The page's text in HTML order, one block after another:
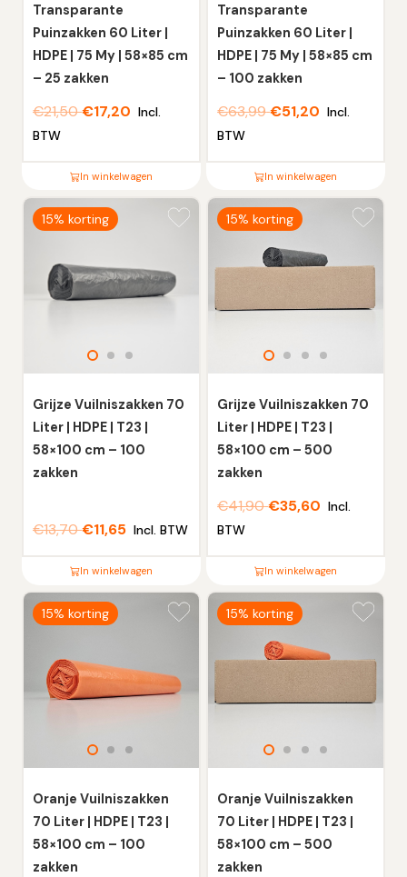
worden
op
de
productpagina
worden
op
de
productpagina
Transparante
Puinzakken 60 Liter |
HDPE | 75 My | 58×85 cm
– 25 zakken
€21,50€17,20 Incl.
BTW
In winkelwagen
Dit
product
meerdere
variaties.
worden
op
de
productpagina
Transparante
Puinzakken 60 Liter |
HDPE | 75 My | 58×85 cm
– 100 zakken
€63,99€51,20 Incl.
BTW
In winkelwagen
Dit
product
meerdere
Deze
worden
op
de
productpagina
15% korting
Grijze Vuilniszakken 70
Liter | HDPE | T23 |
58×100 cm – 100
zakken
€13,70€11,65 Incl. BTW
In winkelwagen
Dit
product
meerdere
variaties.
worden
op
de
productpagina
15% korting
Grijze Vuilniszakken 70
Liter | HDPE | T23 |
58×100 cm – 500
zakken
€41,90€35,60 Incl.
BTW
In winkelwagen
Dit
product
meerdere
variaties.
Deze
worden
op
de
productpagina
15% korting
Oranje Vuilniszakken
70 Liter | HDPE | T23 |
58×100 cm – 100
zakken
15% korting
Oranje Vuilniszakken
70 Liter | HDPE | T23 |
58×100 cm – 500
zakken